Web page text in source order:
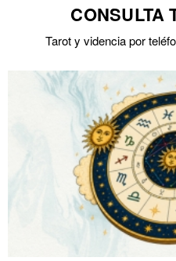
CONSULTA
Tarot y videncia por